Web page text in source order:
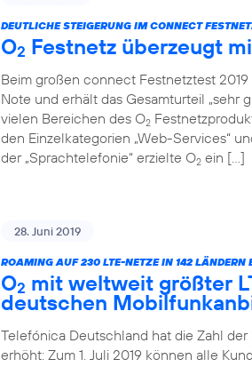
DEUTLICHE STEIGERUNG IM CONNECT
O2 Festnetz überzeugt
Beim großen connect Festnetztest
Note und erhält das Gesamturteil „sehr
vielen Bereichen des O2
den Einzelkategorien „Web-Services“
der „Sprachtelefonie“ erzielte O2 ein […]
28. Juni 2019
ROAMING AUF 230 LTE-NETZE IN 142 LÄNDERN
O2 mit weltweit größter
deutschen
Telefónica Deutschland hat die Zahl
erhöht: Zum 1. Juli 2019 können alle